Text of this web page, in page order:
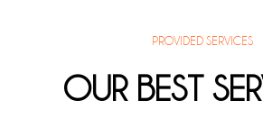
PROVIDED SERVICES
OUR BEST